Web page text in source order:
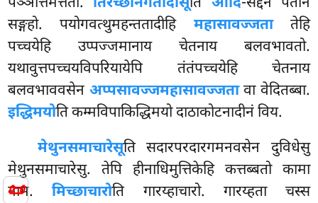
📜
सङ्गहो. पयोगवत्थुमहन्ततादीहि महासावज्जतातेहि
पच्चयेहि उप्पज्जमानाय चेतनाय बलवभावतो.
यथावुत्तपच्चयविपरियायेपि तंतंपच्चयेहि चेतनाय
बलवभाववसेन अप्पसावज्जमहासावज्जतावा वेदितब्बा.
इद्धिमयोति कम्मविपाकिद्धिमयो दाठाकोटनादीनं विय.
मेथुनसमाचारेसूति सदारपरदारगमनवसेन दुविधेसु
मेथुनसमाचारेसु. तेपि हीनाधिमुत्तिकेहि कत्तब्बतो कामा
नाम.मिच्छाचारोति गारय्हाचारो. गारय्हता चस्स